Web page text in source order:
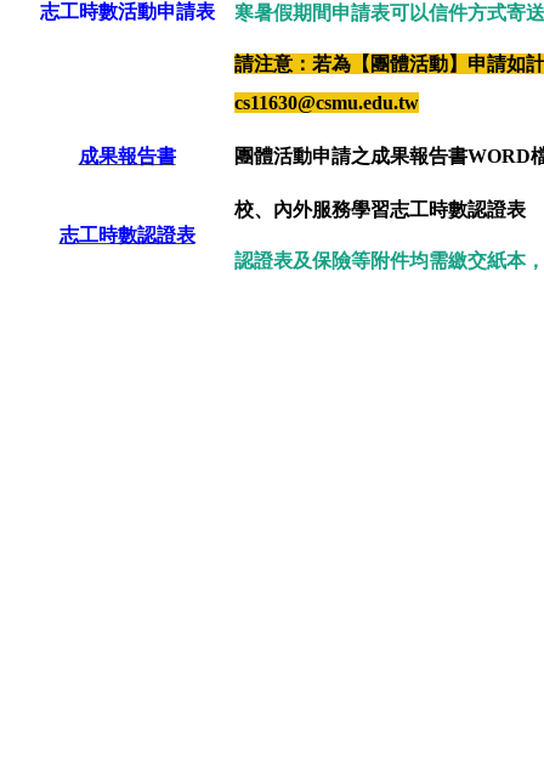
志工時數活動申請表 寒暑假期間申請表可以信件方式寄
請注意：若為【團體活動】申請如
cs11630@csmu.edu.tw
成果報告書 團體活動申請之成果報告書WORD
志工時數認證表
校、內外服務學習志工時數認證表
認證表及保險等附件均需繳交紙本